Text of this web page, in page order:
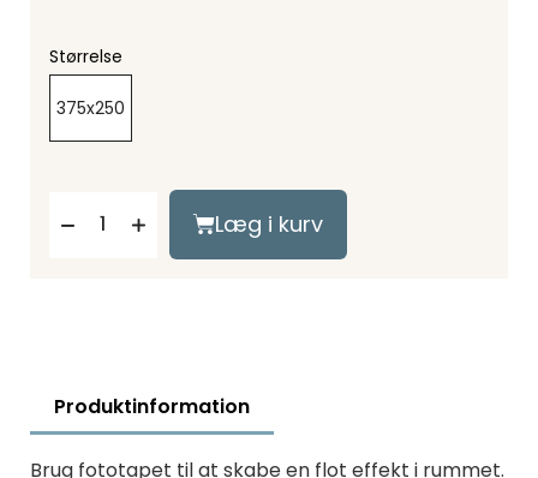
Størrelse
375x250
Læg i kurv
Produktinformation
Brug fototapet til at skabe en flot effekt i rummet.